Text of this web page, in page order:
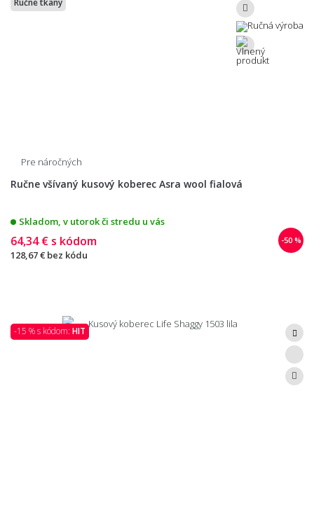
Ručne tkaný
Pre náročných
Ručne všívaný kusový koberec Asra wool fialová
Skladom, v utorok či stredu u vás
-50 %
64,34 € s kódom
128,67 € bez kódu
-15 % s kódom: HIT